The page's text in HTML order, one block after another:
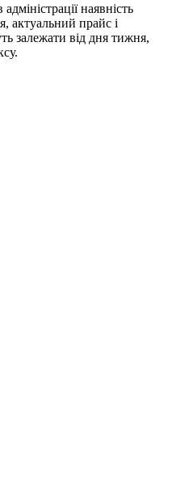
наявність
актуальний прайс і
залежати від дня тижня,